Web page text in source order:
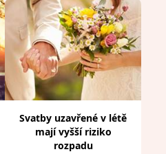
Svatby uzavřené v létě
mají vyšší riziko
rozpadu